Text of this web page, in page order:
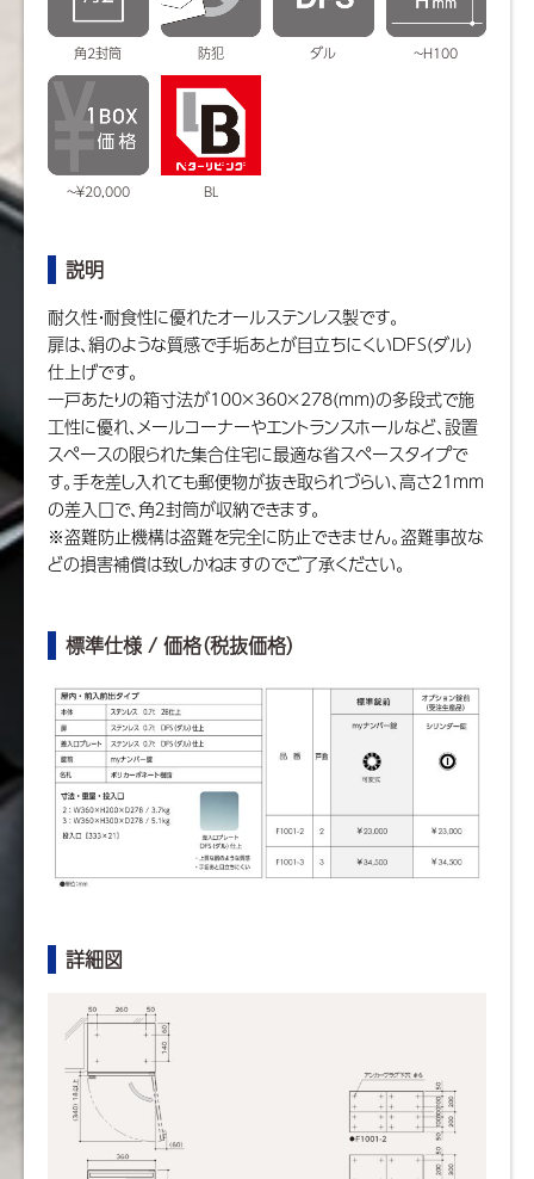
角2封筒 防犯 ダル ~H100
~￥20,000 BL
説明
耐久性・耐食性に優れたオールステンレス製です。
扉は、絹のような質感で手垢あとが目立ちにくいDFS(ダル)
仕上げです。
一戸あたりの箱寸法が100×360×278(mm)の多段式で施
工性に優れ、メールコーナーやエントランスホールなど、設置
スペースの限られた集合住宅に最適な省スペースタイプで
す。手を差し入れても郵便物が抜き取られづらい、高さ21mm
の差入口で、角２封筒が収納できます。
※盗難防止機構は盗難を完全に防止できません。盗難事故な
どの損害補償は致しかねますのでご了承ください。
標準仕様 / 価格（税抜価格）
詳細図